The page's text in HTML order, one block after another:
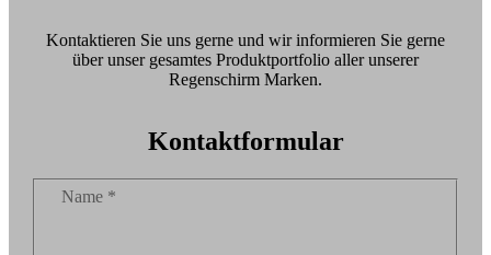
Kontaktieren Sie uns gerne und wir informieren Sie gerne
über unser gesamtes Produktportfolio aller unserer
Regenschirm Marken.
Kontaktformular
Name